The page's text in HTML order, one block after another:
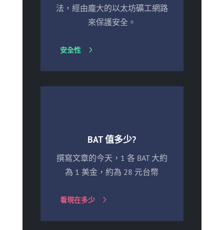
法，經由龐大的以太坊礦工網路
來保護安全。
安全性
BAT 值多少?
撰寫文章的今天，1 各 BAT 大約
為 1 美金，約為 28 元台幣
看現在多少